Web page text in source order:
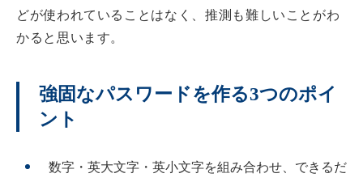
どが使われていることはなく、推測も難しいことがわ
かると思います。
強固なパスワードを作る3つのポイ
ント
数字・英大文字・英小文字を組み合わせ、できるだ